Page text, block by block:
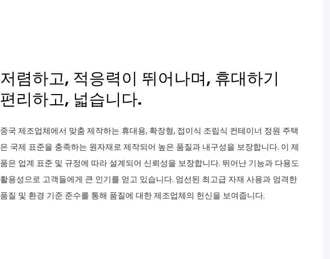
저렴하고, 적응력이 뛰어나며, 휴대하기
편리하고, 넓습니다.
중국 제조업체에서 맞춤 제작하는 휴대용, 확장형, 접이식 조립식 컨테이너 정원 주택
은 국제 표준을 충족하는 원자재로 제작되어 높은 품질과 내구성을 보장합니다. 이 제
품은 업계 표준 및 규정에 따라 설계되어 신뢰성을 보장합니다. 뛰어난 기능과 ​​다용도
활용성으로 고객들에게 큰 인기를 얻고 있습니다. 엄선된 최고급 자재 사용과 엄격한
품질 및 환경 기준 준수를 통해 품질에 대한 제조업체의 헌신을 보여줍니다.